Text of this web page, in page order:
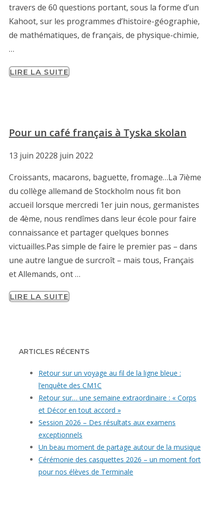
travers de 60 questions portant, sous la forme d’un
Kahoot, sur les programmes d’histoire-géographie,
de mathématiques, de français, de physique-chimie,
…
LIRE LA SUITE
Pour un café français à Tyska skolan
13 juin 20228 juin 2022
Croissants, macarons, baguette, fromage…La 7ième
du collège allemand de Stockholm nous fit bon
accueil lorsque mercredi 1er juin nous, germanistes
de 4ème, nous rendîmes dans leur école pour faire
connaissance et partager quelques bonnes
victuailles.Pas simple de faire le premier pas – dans
une autre langue de surcroît – mais tous, Français
et Allemands, ont …
LIRE LA SUITE
ARTICLES RÉCENTS
Retour sur un voyage au fil de la ligne bleue :
l’enquête des CM1C
Retour sur… une semaine extraordinaire : « Corps
et Décor en tout accord »
Session 2026 – Des résultats aux examens
exceptionnels
Un beau moment de partage autour de la musique
Cérémonie des casquettes 2026 – un moment fort
pour nos élèves de Terminale